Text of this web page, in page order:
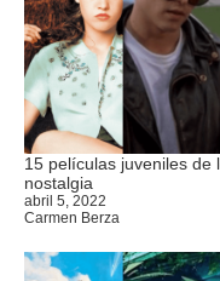
15 películas juveniles de
nostalgia
abril 5, 2022
Carmen Berza